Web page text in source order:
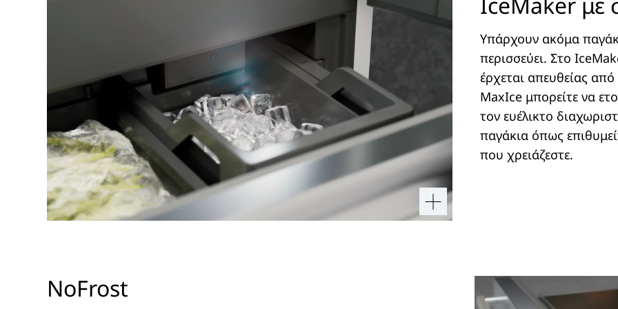
Υπάρχουν ακόμα
περισσεύει. Στο
έρχεται απευθείας
MaxIce μπορείτε να
τον ευέλικτο
παγάκια όπως
που χρειάζεστε.
NoFrost